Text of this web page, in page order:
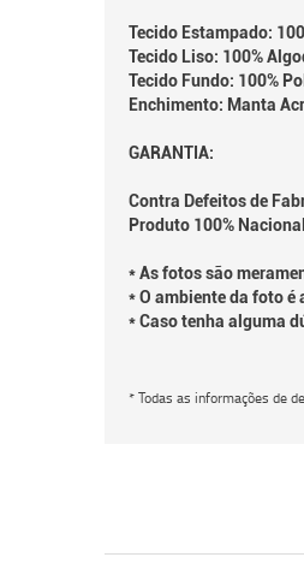
Tecido Estampado:
Tecido Liso: 100%
Tecido Fundo: 100%
Enchimento: Manta
GARANTIA:
Contra Defeitos de
Produto 100% Nacional
* As fotos são
* O ambiente da foto é
* Caso tenha alguma
* Todas as informações de